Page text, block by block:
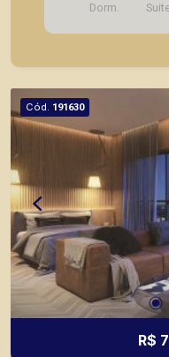
Dorm. Suite
Cód. 191630
R$